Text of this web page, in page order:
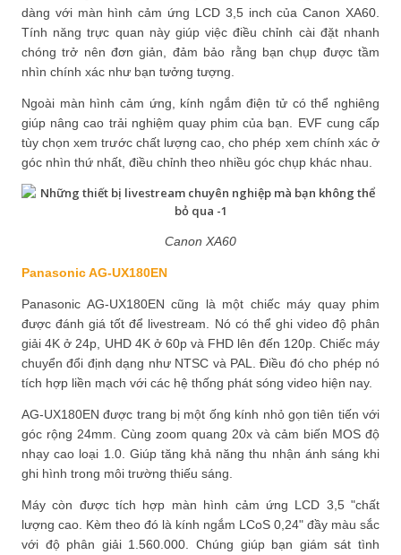
dàng với màn hình cảm ứng LCD 3,5 inch của Canon XA60.
Tính năng trực quan này giúp việc điều chỉnh cài đặt nhanh
chóng trở nên đơn giản, đảm bảo rằng bạn chụp được tầm
nhìn chính xác như bạn tưởng tượng.
Ngoài màn hình cảm ứng, kính ngắm điện tử có thể nghiêng
giúp nâng cao trải nghiệm quay phim của bạn. EVF cung cấp
tùy chọn xem trước chất lượng cao, cho phép xem chính xác ở
góc nhìn thứ nhất, điều chỉnh theo nhiều góc chụp khác nhau.
Canon XA60
Panasonic AG-UX180EN
Panasonic AG-UX180EN cũng là một chiếc máy quay phim
được đánh giá tốt để livestream. Nó có thể ghi video độ phân
giải 4K ở 24p, UHD 4K ở 60p và FHD lên đến 120p. Chiếc máy
chuyển đổi định dạng như NTSC và PAL. Điều đó cho phép nó
tích hợp liền mạch với các hệ thống phát sóng video hiện nay.
AG-UX180EN được trang bị một ống kính nhỏ gọn tiên tiến với
góc rộng 24mm. Cùng zoom quang 20x và cảm biến MOS độ
nhạy cao loại 1.0. Giúp tăng khả năng thu nhận ánh sáng khi
ghi hình trong môi trường thiếu sáng.
Máy còn được tích hợp màn hình cảm ứng LCD 3,5 "chất
lượng cao. Kèm theo đó là kính ngắm LCoS 0,24" đầy màu sắc
với độ phân giải 1.560.000. Chúng giúp bạn giám sát tình